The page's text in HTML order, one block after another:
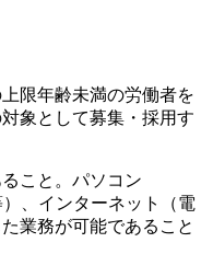
限年齢未満の労働者を
象として募集・採用す
こと。パソコン
）、インターネット（電
業務が可能であること